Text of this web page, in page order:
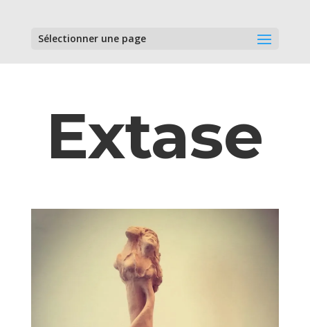
Sélectionner une page
Extase